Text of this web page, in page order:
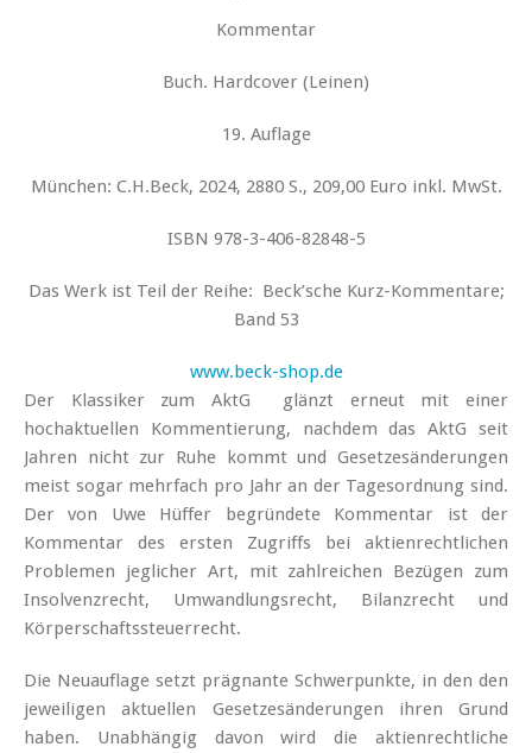
Kommentar
Buch. Hardcover (Leinen)
19. Auflage
München: C.H.Beck, 2024, 2880 S., 209,00 Euro inkl. MwSt.
ISBN 978-3-406-82848-5
Das Werk ist Teil der Reihe: Beck’sche Kurz-Kommentare;
Band 53
www.beck-shop.de
Der Klassiker zum AktG glänzt erneut mit einer
hochaktuellen Kommentierung, nachdem das AktG seit
Jahren nicht zur Ruhe kommt und Gesetzesänderungen
meist sogar mehrfach pro Jahr an der Tagesordnung sind.
Der von Uwe Hüffer begründete Kommentar ist der
Kommentar des ersten Zugriffs bei aktienrechtlichen
Problemen jeglicher Art, mit zahlreichen Bezügen zum
Insolvenzrecht, Umwandlungsrecht, Bilanzrecht und
Körperschaftssteuerrecht.
Die Neuauflage setzt prägnante Schwerpunkte, in den den
jeweiligen aktuellen Gesetzesänderungen ihren Grund
haben. Unabhängig davon wird die aktienrechtliche